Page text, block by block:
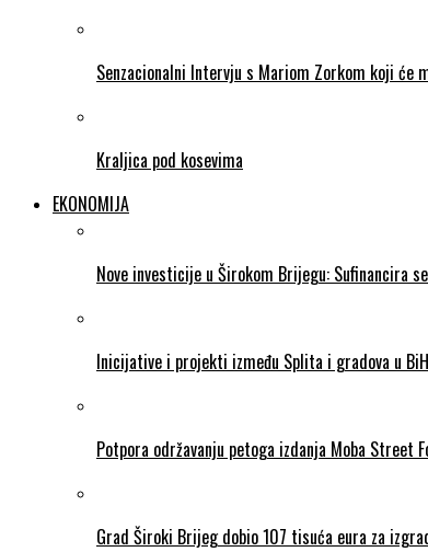
Senzacionalni Intervju s Mariom Zorkom koji će
Kraljica pod kosevima
EKONOMIJA
Nove investicije u Širokom Brijegu: Sufinancira
Inicijative i projekti između Splita i gradova u
Potpora održavanju petoga izdanja Moba Street
Grad Široki Brijeg dobio 107 tisuća eura za